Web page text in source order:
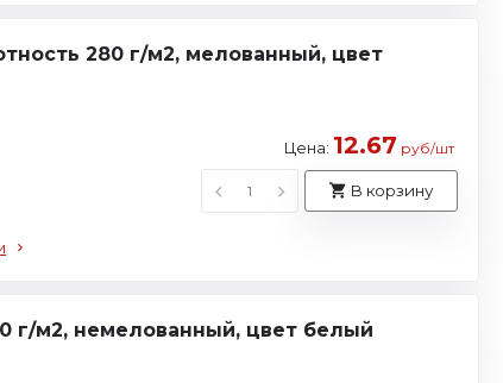
280 г/м2, мелованный, цвет
Цена: 12.67 руб/шт
В корзину
г/м2, немелованный, цвет белый